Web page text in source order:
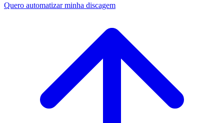
Quero automatizar minha discagem